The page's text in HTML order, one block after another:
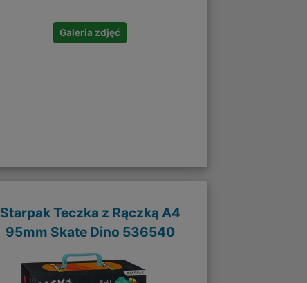
Galeria zdjęć
Starpak Teczka z Rączką A4
95mm Skate Dino 536540